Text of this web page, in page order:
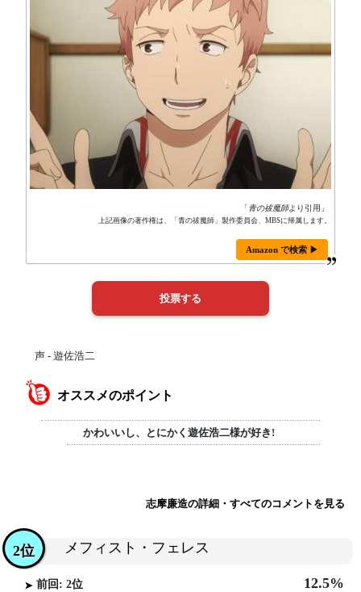
「青の祓魔師より引用」
上記画像の著作権は、「青の祓魔師」製作委員会、MBSに帰属します。
Amazon で検索 ▶
声 - 遊佐浩二
オススメのポイント
かわいいし、とにかく遊佐浩二様が好き!
志摩廉造の詳細・すべてのコメントを見る
メフィスト・フェレス
2位
前回: 2位 12.5%